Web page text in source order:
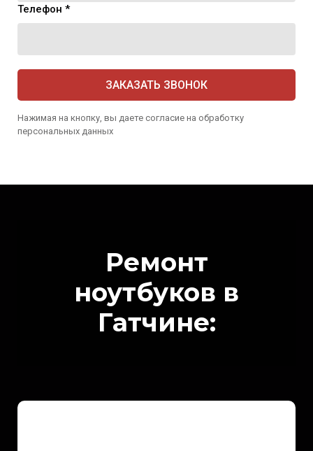
Телефон *
ЗАКАЗАТЬ ЗВОНОК
Нажимая на кнопку, вы даете согласие на обработку
персональных данных
Ремонт
ноутбуков в
Гатчине: